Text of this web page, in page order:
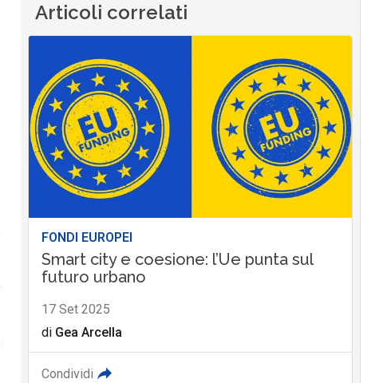
Articoli correlati
FONDI EUROPEI
Smart city e coesione: l’Ue punta sul
futuro urbano
17 Set 2025
di Gea Arcella
Condividi